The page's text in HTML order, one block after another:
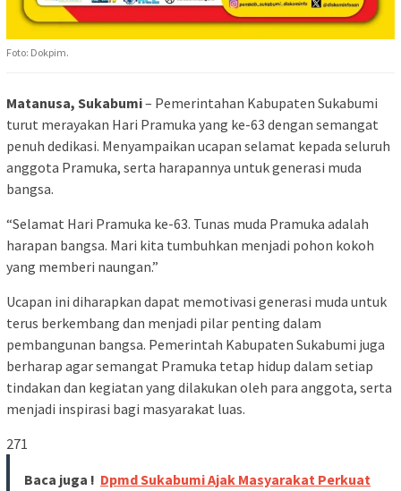
Foto: Dokpim.
Matanusa, Sukabumi– Pemerintahan Kabupaten Sukabumi
turut merayakan Hari Pramuka yang ke-63 dengan semangat
penuh dedikasi. Menyampaikan ucapan selamat kepada seluruh
anggota Pramuka, serta harapannya untuk generasi muda
bangsa.
“Selamat Hari Pramuka ke-63. Tunas muda Pramuka adalah
harapan bangsa. Mari kita tumbuhkan menjadi pohon kokoh
yang memberi naungan.”
Ucapan ini diharapkan dapat memotivasi generasi muda untuk
terus berkembang dan menjadi pilar penting dalam
pembangunan bangsa. Pemerintah Kabupaten Sukabumi juga
berharap agar semangat Pramuka tetap hidup dalam setiap
tindakan dan kegiatan yang dilakukan oleh para anggota, serta
menjadi inspirasi bagi masyarakat luas.
271
Baca juga ! Dpmd Sukabumi Ajak Masyarakat Perkuat